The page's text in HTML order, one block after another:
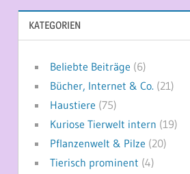
KATEGORIEN
Beliebte Beiträge (6)
Bücher, Internet & Co. (21)
Haustiere (75)
Kuriose Tierwelt intern (19)
Pflanzenwelt & Pilze (20)
Tierisch prominent (4)